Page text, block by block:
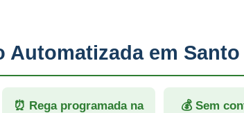
Automatizada em
⏰ Rega programada na
💰 Sem